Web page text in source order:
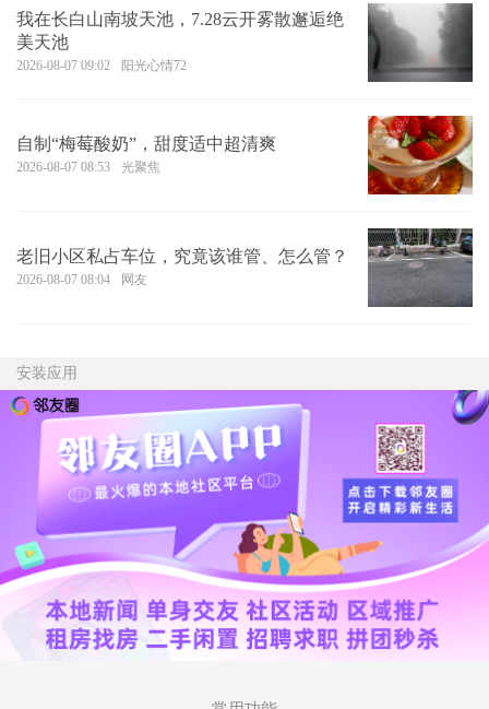
我在长白山南坡天池，7.28云开雾散邂逅绝
美天池
2026-08-07 09:02 阳光心情72
自制“梅莓酸奶”，甜度适中超清爽
2026-08-07 08:53 光聚焦
老旧小区私占车位，究竟该谁管、怎么管？
2026-08-07 08:04 网友
安装应用